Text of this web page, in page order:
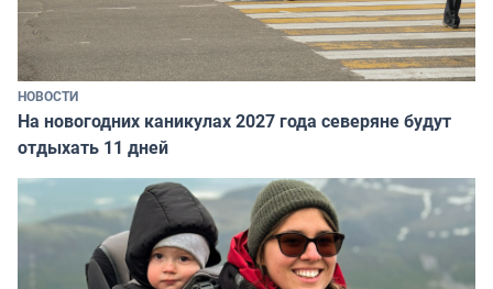
НОВОСТИ
На новогодних каникулах 2027 года северяне будут
отдыхать 11 дней